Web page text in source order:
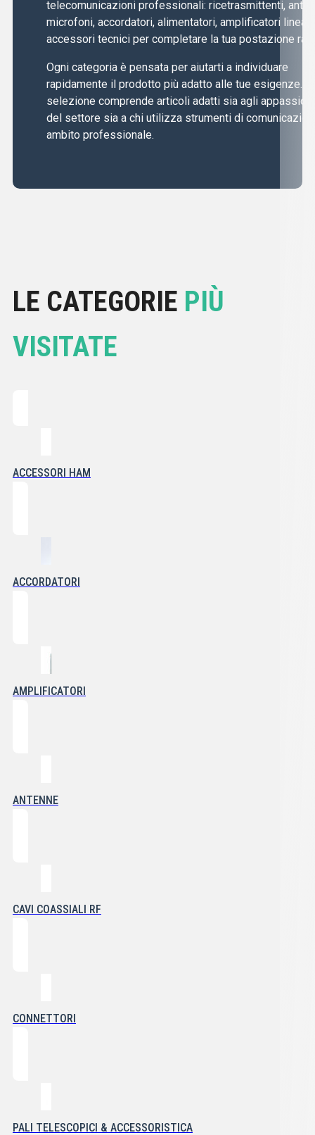
telecomunicazioni professionali: ricetrasmittenti,
microfoni, accordatori, alimentatori, amplificatori
accessori tecnici per completare la tua postazione
Ogni categoria è pensata per aiutarti a individuare
rapidamente il prodotto più adatto alle tue esigenze.
selezione comprende articoli adatti sia agli
del settore sia a chi utilizza strumenti di
ambito professionale.
LE CATEGORIE PIÙ
VISITATE
ACCESSORI HAM
ACCORDATORI
AMPLIFICATORI
ANTENNE
CAVI COASSIALI RF
CONNETTORI
PALI TELESCOPICI & ACCESSORISTICA